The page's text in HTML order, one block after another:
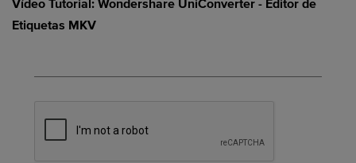
Vídeo Tutorial: Wondershare UniConverter - Editor de
Etiquetas MKV